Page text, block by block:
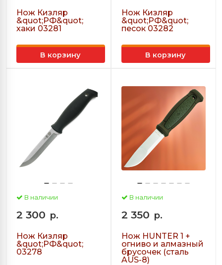
Нож Кизляр
&quot;РФ&quot;
хаки 03281
В корзину
Нож Кизляр
&quot;РФ&quot;
песок 03282
В корзину
В наличии
2 300 р.
Нож Кизляр
&quot;РФ&quot;
03278
В наличии
2 350 р.
Нож HUNTER 1 +
огниво и алмазный
брусочек (сталь
AUS-8)